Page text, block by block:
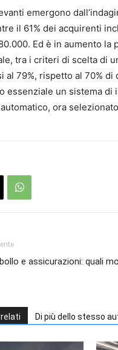
emergono
il 61% dei acquirenti
Ed è in aumento
tra i criteri di scelta di
al 79%, rispetto al 70%
essenziale un sistema di
ora
e assicurazioni: quali
Di più dello stesso